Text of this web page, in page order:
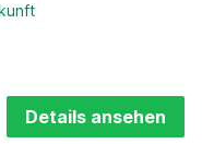
Details ansehen